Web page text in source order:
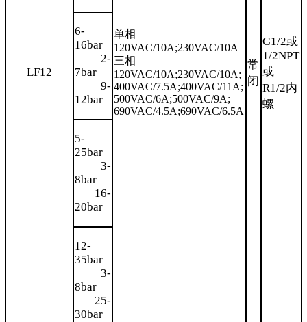
LF12
单相
120VAC/10A;230VAC/10A
三相
120VAC/10A;230VAC/10A;
400VAC/7.5A;400VAC/11A;
500VAC/6A;500VAC/9A;
690VAC/4.5A;690VAC/6.5A
常
闭
G1/2或
1/2NPT
或
R1/2内
螺
6-
16bar
2-
7bar
9-
12bar
5-
25bar
3-
8bar
16-
20bar
12-
35bar
3-
8bar
25-
30bar